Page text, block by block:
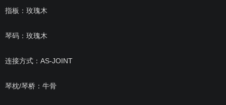
指板：玫瑰木
琴码：玫瑰木
连接方式：AS-JOINT
琴枕/琴桥：牛骨